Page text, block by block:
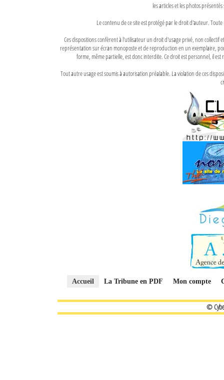
les articles et les photos
Le contenu de ce site est protégé par le droit d'auteur.
Ces dispositions confèrent à l'utilisateur un droit d'usage privé, non
représentation sur écran monoposte et de reproduction en un exemplaire,
forme, même partielle, est donc interdite. Ce droit est personnel, il
Tout autre usage est soumis à autorisation préalable. La violation de ces
Accueil La Tribune en PDF Mon compte
©